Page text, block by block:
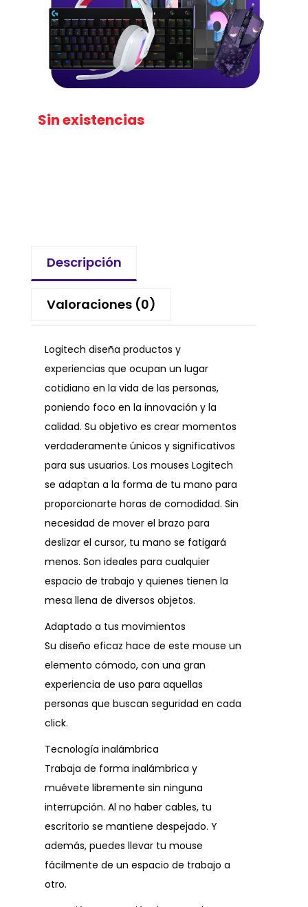
Sin existencias
Descripción
Valoraciones (0)
Logitech diseña productos y
experiencias que ocupan un lugar
cotidiano en la vida de las personas,
poniendo foco en la innovación y la
calidad. Su objetivo es crear momentos
verdaderamente únicos y significativos
para sus usuarios. Los mouses Logitech
se adaptan a la forma de tu mano para
proporcionarte horas de comodidad. Sin
necesidad de mover el brazo para
deslizar el cursor, tu mano se fatigará
menos. Son ideales para cualquier
espacio de trabajo y quienes tienen la
mesa llena de diversos objetos.
Adaptado a tus movimientos
Su diseño eficaz hace de este mouse un
elemento cómodo, con una gran
experiencia de uso para aquellas
personas que buscan seguridad en cada
click.
Tecnología inalámbrica
Trabaja de forma inalámbrica y
muévete libremente sin ninguna
interrupción. Al no haber cables, tu
escritorio se mantiene despejado. Y
además, puedes llevar tu mouse
fácilmente de un espacio de trabajo a
otro.